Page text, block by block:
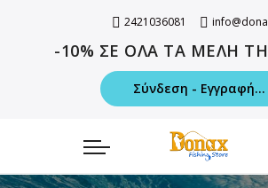
2421036081
-10% ΣΕ ΟΛΑ ΤΑ ΜΕΛΗ
Σύνδεση - Εγγραφή...